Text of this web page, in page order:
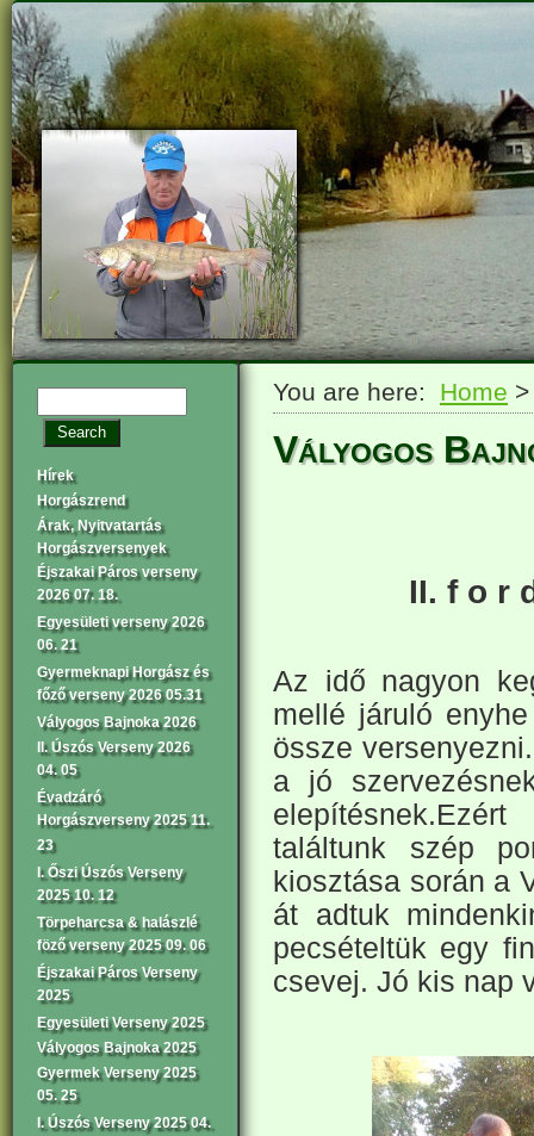
You are here: Home
Vályogos
II. f o r
Az idő nagyon
mellé járuló
össze
a jó
találtunk szép
kiosztása során a
át adtuk
pecsételtük egy
csevej. Jó kis nap
Hírek
Horgászrend
Árak, Nyitvatartás
Horgászversenyek
Éjszakai Páros verseny
2026 07. 18.
Egyesületi verseny 2026
06. 21
Gyermeknapi Horgász és
főző verseny 2026 05.31
Vályogos Bajnoka 2026
II. Úszós Verseny 2026
04. 05
Évadzáró
Horgászverseny 2025 11.
23
I. Őszi Úszós Verseny
2025 10. 12
Törpeharcsa & halászlé
föző verseny 2025 09. 06
Éjszakai Páros Verseny
2025
Egyesületi Verseny 2025
Vályogos Bajnoka 2025
Gyermek Verseny 2025
05. 25
I. Úszós Verseny 2025 04.